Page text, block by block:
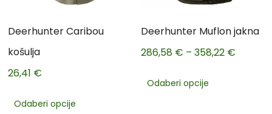
Deerhunter Caribou
košulja
26,41 €
Odaberi opcije
Deerhunter Muflon jakna
286,58 € – 358,22 €
Odaberi opcije